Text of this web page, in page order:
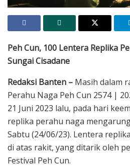
Peh Cun, 100 Lentera Replika
Sungai Cisadane
Redaksi Banten – Masih dalam
Perahu Naga Peh Cun 2574 |
21 Juni 2023 lalu, pada hari
replika perahu naga
Sabtu (24/06/23). Lentera
di atas rakit, yang ditarik oleh
Festival Peh Cun.